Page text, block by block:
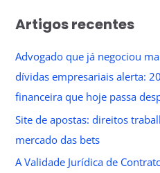
Artigos recentes
Advogado que já negociou
dívidas empresariais alerta:
financeira que hoje passa
Site de apostas: direitos
mercado das bets
A Validade Jurídica de